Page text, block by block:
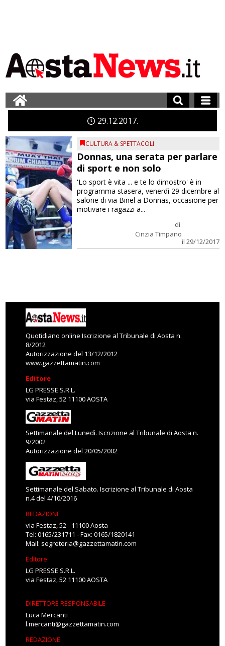
29 12 2017
CULTURA & SPETTACOLI
Donnas, una serata per parlare
di sport e non solo
di
Cinzia Timpano
il 29/12/2017
'Lo sport è vita ... e te lo dimostro' è in
programma stasera, venerdì 29 dicembre al
salone di via Binel a Donnas, occasione per
motivare i ragazzi a...
Quotidiano online Iscrizione al Tribunale di Aosta n.
8/2012
Autorizzazione del 13/12/2012
www.gazzettamatin.com
Editore
LG PRESSE S.R.L.
via Festaz, 52 11100 AOSTA
Settimanale del Lunedì. Iscrizione al Tribunale di Aosta n.
9/2002
Autorizzazione del 20/05/2002
Settimanale del Sabato. Iscrizione al Tribunale di Aosta
n.4 del 4/10/2016
REDAZIONE
via Festaz, 52 - 11100 Aosta
Tel: 0165/231711 - Fax: 0165/1820141
Mail: segreteria@gazzettamatin.com
Editore
LG PRESSE S.R.L.
via Festaz, 52 11100 AOSTA
DIRETTORE RESPONSABILE
Luca Mercanti
l.mercanti@gazzettamatin.com
REDAZIONE